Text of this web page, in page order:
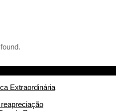
Extraordinária